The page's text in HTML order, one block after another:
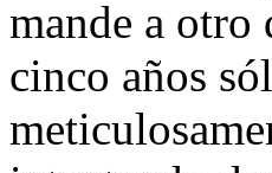
mande a otro
cinco años